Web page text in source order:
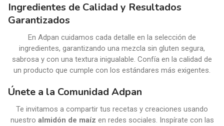
Ingredientes de Calidad y Resultados
Garantizados
En Adpan cuidamos cada detalle en la selección de
ingredientes, garantizando una mezcla sin gluten segura,
sabrosa y con una textura inigualable. Confía en la calidad de
un producto que cumple con los estándares más exigentes.
Únete a la Comunidad Adpan
Te invitamos a compartir tus recetas y creaciones usando
nuestro almidón de maíz en redes sociales. Inspírate con las